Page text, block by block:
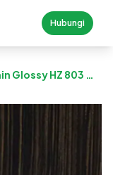
Hubungi
Glossy HZ 803 G –